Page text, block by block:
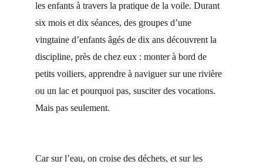
les enfants à travers la pratique de la voile. Durant
six mois et dix séances, des groupes d’une
vingtaine d’enfants âgés de dix ans découvrent la
discipline, près de chez eux : monter à bord de
petits voiliers, apprendre à naviguer sur une rivière
ou un lac et pourquoi pas, susciter des vocations.
Mais pas seulement.
Car sur l’eau, on croise des déchets, et sur les